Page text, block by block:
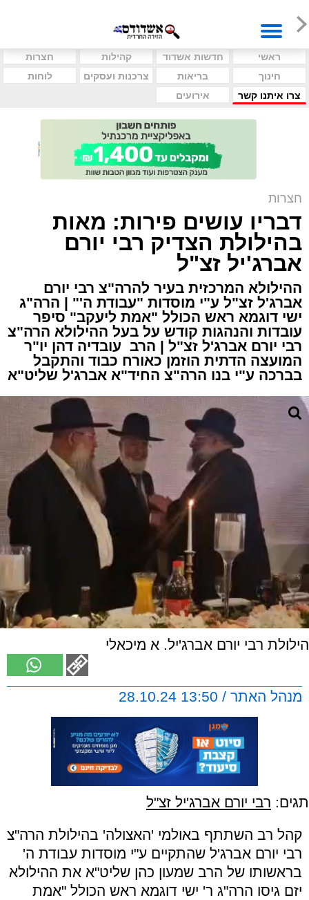
ראשי חדשות אשדוד קהילות
חצרות
חינוך
בריאות צרכנות ועסקים
לוחות
צרו איתנו קשר
אירועים
חצרות
דבריו עושים פירות: מאות
בהילולת הצדיק רבי יורם
אברג'יל זצ"ל
ההילולא המרכזית בעיר להרה"צ רבי יורם
אברג'ל זצ"ל ע"י מוסדות "עבודת ה'" | הרה"ג
ישי דוגמא ראש הכולל "אמת ליעקב" סיפר
עובדות והנהגות קודש על בעל ההילולא הרה"צ
רבי יורם אברג'ל זצ"ל | הרב עובדיה דהן יו"ר
המועצה הדתית הוזמן כאורח כבוד והתקבל
בברכה ע"י בנו הרה"צ החיד"א אברג'ל שליט"א
הילולת רבי יורם אברג'יל. א מיכאלי
מנהל האתר / 13:50 28.10.24
תגים: רבי יורם אברג'יל זצ"ל
קהל רב השתתף באולמי 'האצולה' בהילולת הרה"צ
רבי יורם אברג'ל שהתקיים ע"י מוסדות עבודת ה'
בראשותו של הרב שמעון כהן שליט"א את ההילולא
יזם גיסו הרה"ג ר' ישי דוגמא ראש הכולל "אמת